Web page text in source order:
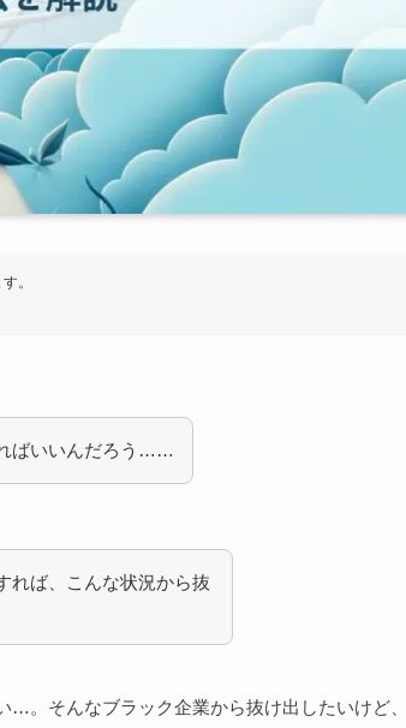
。
ばいいんだろう……
れば、こんな状況から抜
…。そんなブラック企業から抜け出したいけど